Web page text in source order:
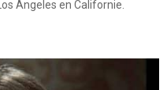
Angeles en Californie.